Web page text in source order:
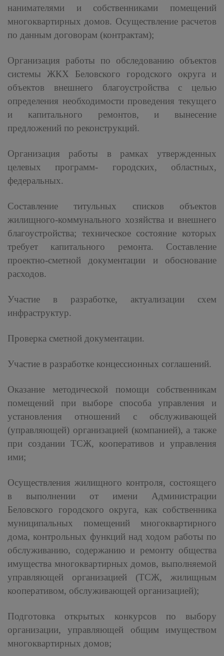
нанимателями и собственниками помещений
многоквартирных домов. Осуществление расчетов
по данным договорам (контрактам);
Организация работы по обследованию объектов
системы ЖКХ Беловского городского округа и
объектов внешнего благоустройства с целью
определения необходимости проведения текущего
и капитального ремонтов, и вынесение
предложений по реконструкций.
Организация работы в рамках утвержденных
целевых программ- городских, областных,
федеральных.
Составление титульных списков объектов
жилищного-коммунального хозяйства и внешнего
благоустройства; техническое состояние которых
требует капитального ремонта. Составление
проектно-сметной документации и обоснование
расходов.
Участие в разработке, актуализации схем
инфраструктур.
Проверка сметной документации.
Участие в разработке концессионных соглашений.
Оказание методической помощи собственникам
помещений при выборе способа управления и
установления отношений с обслуживающей
(управляющей) организацией (компанией), а также
при создании ТСЖ, кооперативов и управления
ими;
Осуществления жилищного контроля, состоящего
в выполнении от имени Администрации
Беловского городского округа, как собственника
муниципальных помещений многоквартирного
дома, контрольных функций над ходом работы по
обслуживанию, содержанию и ремонту общества
имущества многоквартирных домов, выполняемой
управляющей организацией (ТСЖ, жилищным
кооперативом, обслуживающей организацией);
Подготовка открытых конкурсов по выбору
организации, управляющей общим имуществом
многоквартирных домов;